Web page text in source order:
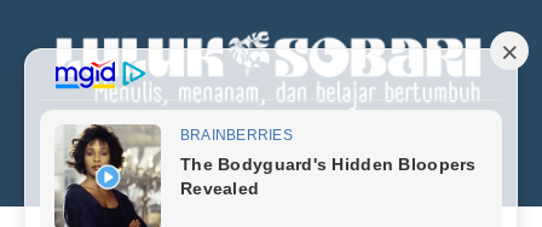
content
Luluk
Sobari
Menulis,
menanan,